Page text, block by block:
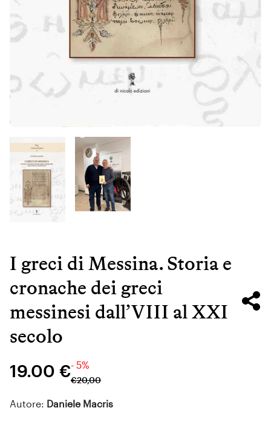
I greci di Messina. Storia e
cronache dei greci
messinesi dall’VIII al XXI
secolo
19.00 €- 5%
€20,00
Autore: Daniele Macris